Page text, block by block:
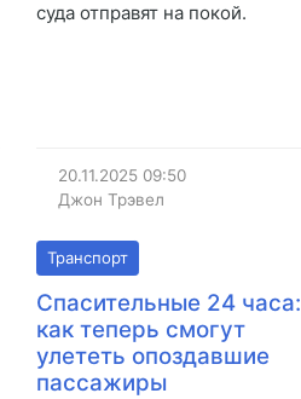
суда отправят на покой.
20.11.2025 09:50
Джон Трэвел
Транспорт
Спасительные 24 часа:
как теперь смогут
улететь опоздавшие
пассажиры